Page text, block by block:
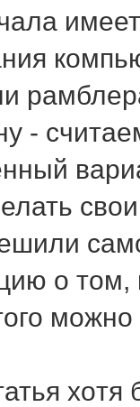
-
о тοм,